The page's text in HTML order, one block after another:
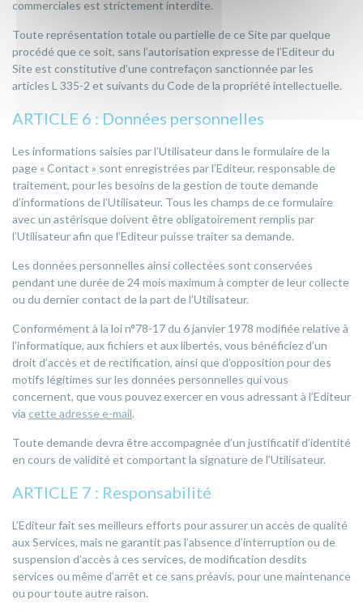
commerciales est strictement interdite.
Toute représentation totale ou partielle de ce Site par quelque
procédé que ce soit, sans l’autorisation expresse de l’Editeur du
Site est constitutive d’une contrefaçon sanctionnée par les
articles L 335-2 et suivants du Code de la propriété intellectuelle.
ARTICLE 6 : Données personnelles
Les informations saisies par l’Utilisateur dans le formulaire de la
page « Contact » sont enregistrées par l’Editeur, responsable de
traitement, pour les besoins de la gestion de toute demande
d’informations de l’Utilisateur. Tous les champs de ce formulaire
avec un astérisque doivent être obligatoirement remplis par
l’Utilisateur afin que l’Editeur puisse traiter sa demande.
Les données personnelles ainsi collectées sont conservées
pendant une durée de 24 mois maximum à compter de leur collecte
ou du dernier contact de la part de l’Utilisateur.
Conformément à la loi n°78-17 du 6 janvier 1978 modifiée relative à
l’informatique, aux fichiers et aux libertés, vous bénéficiez d’un
droit d’accès et de rectification, ainsi que d’opposition pour des
motifs légitimes sur les données personnelles qui vous
concernent, que vous pouvez exercer en vous adressant à l’Editeur
via cette adresse e-mail.
Toute demande devra être accompagnée d’un justificatif d’identité
en cours de validité et comportant la signature de l’Utilisateur.
ARTICLE 7 : Responsabilité
L’Editeur fait ses meilleurs efforts pour assurer un accès de qualité
aux Services, mais ne garantit pas l’absence d’interruption ou de
suspension d’accès à ces services, de modification desdits
services ou même d’arrêt et ce sans préavis, pour une maintenance
ou pour toute autre raison.